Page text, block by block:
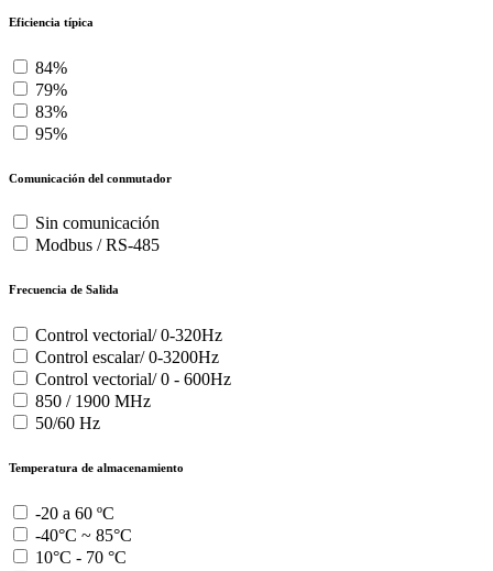
Eficiencia típica
84%
79%
83%
95%
Comunicación del conmutador
Sin comunicación
Modbus / RS-485
Frecuencia de Salida
Control vectorial/ 0-320Hz
Control escalar/ 0-3200Hz
Control vectorial/ 0 - 600Hz
850 / 1900 MHz
50/60 Hz
Temperatura de almacenamiento
-20 a 60 ºC
-40°C ~ 85°C
10°C - 70 °C